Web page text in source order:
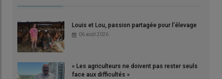
Louis et Lou, passion partagée pour l'élevage
06 août 2026
« Les agriculteurs ne doivent pas rester seuls
face aux difficultés »